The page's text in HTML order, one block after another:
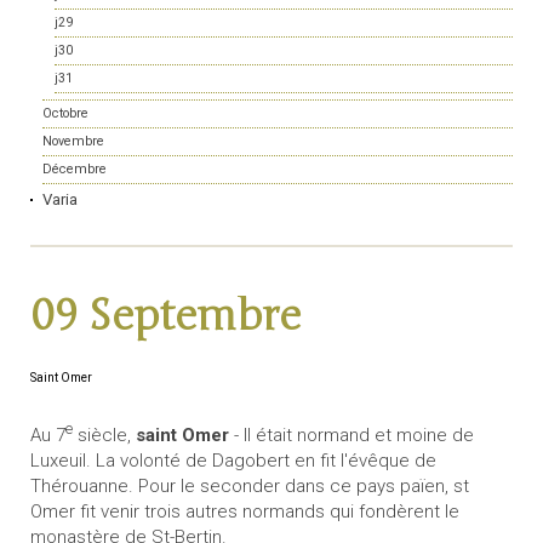
j29
j30
j31
Octobre
Novembre
Décembre
Varia
09 Septembre
Saint Omer
Au 7e siècle, saint Omer - Il était normand et moine de
Luxeuil. La volonté de Dagobert en fit l'évêque de
Thérouanne. Pour le seconder dans ce pays païen, st
Omer fit venir trois autres normands qui fondèrent le
monastère de St-Bertin.